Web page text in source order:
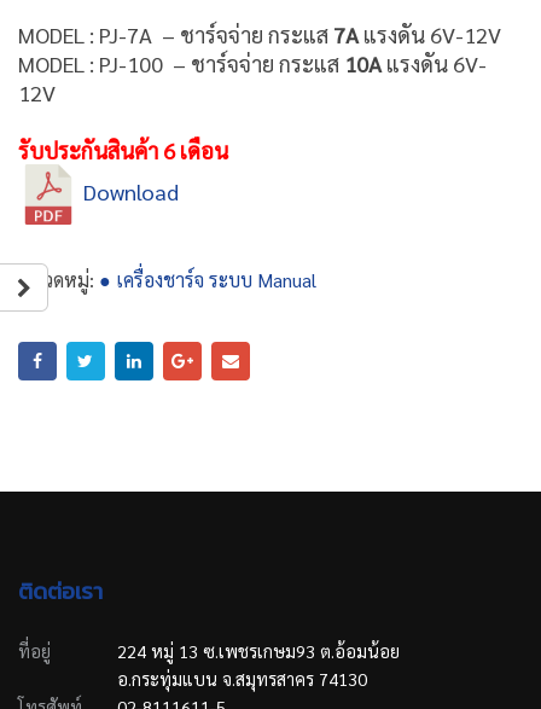
MODEL : PJ-7A – ชาร์จจ่าย กระแส 7A แรงดัน 6V-12V
MODEL : PJ-100 – ชาร์จจ่าย กระแส 10A แรงดัน 6V-
12V
รับประกันสินค้า 6 เดือน
Download
หมวดหมู่: ● เครื่องชาร์จ ระบบ Manual
ติดต่อเรา
ที่อยู่
224 หมู่ 13 ซ.เพชรเกษม93 ต.อ้อมน้อย
อ.กระทุ่มแบน จ.สมุทรสาคร 74130